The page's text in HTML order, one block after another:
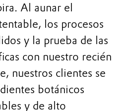
Al aunar el
los procesos
y la prueba de las
con nuestro recién
nuestros clientes se
botánicos
y de alto